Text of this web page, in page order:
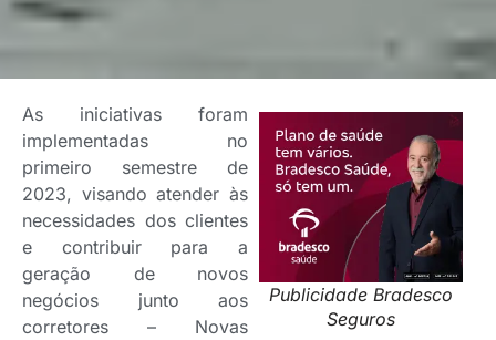
Publicidade Bradesco
Seguros
As iniciativas foram
implementadas no
primeiro semestre de
2023, visando atender às
necessidades dos clientes
e contribuir para a
geração de novos
negócios junto aos
corretores – Novas